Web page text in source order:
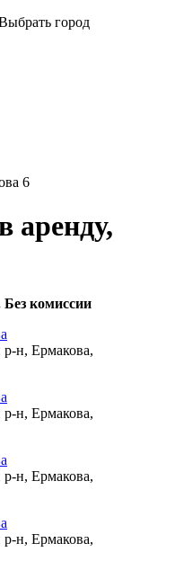
город
6
аренду,
комиссии
н, Ермакова,
н, Ермакова,
н, Ермакова,
н, Ермакова,